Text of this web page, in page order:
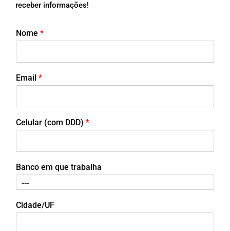
receber informações!
Nome *
Email *
Celular (com DDD) *
Banco em que trabalha
Cidade/UF